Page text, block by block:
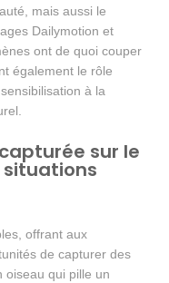
mais aussi le
Dailymotion et
ont de quoi couper
également le rôle
à la
sur le
situations
offrant aux
de capturer des
oiseau qui pille un